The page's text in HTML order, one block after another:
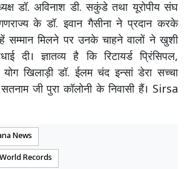
डॉ. अविनाश डी. सकुंडे तथा यूरोपीय संघ
के डॉ. इवान गैसीना ने प्रदान करके
सम्मान मिलने पर उनके चाहने वालों ने खुशी
दी। ज्ञातव्य है कि रिटायर्ड प्रिंसिपल,
योग खिलाड़ी डॉ. ईलम चंद इन्सां डेरा सच्चा
जी पुरा कॉलोनी के निवासी हैं। Sirsa
News
Records